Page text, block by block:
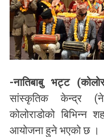
-नातिबाबु भट्ट
सांस्कृतिक केन्द्र
कोलोराडोको बिभिन्न
आयोजना हुने भएको छ ।